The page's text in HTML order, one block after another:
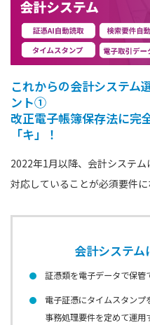
これからの会計システム
ント①
改正電子帳簿保存法に完
「キ」！
2022年1月以降、会計システ
対応していることが必須要件に
会計システ
証憑類を電子データで保管
電子証憑にタイムスタンプ
事務処理要件を定めて運用